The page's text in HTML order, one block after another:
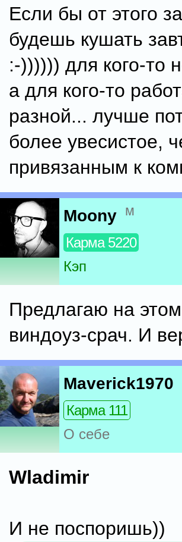
Если бы от этого
будешь кушать
:-)))))) для кого-то
а для кого-то
разной... лучше
более увесистое,
привязанным к
Moony м
Карма 5220
Кэп
Предлагаю на
виндоуз-срач. И
Maverick1970
Карма 111
О себе
Wladimir
И не поспоришь))